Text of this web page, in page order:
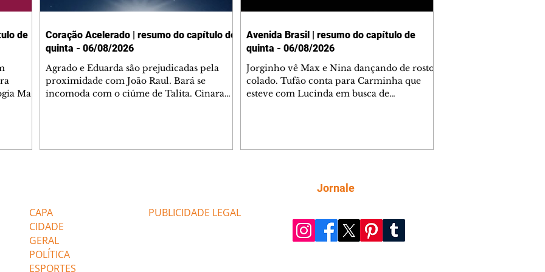
de
Mau
Coração Acelerado | resumo do capítulo de
quinta - 06/08/2026
Agrado e Eduarda são prejudicadas pela
proximidade com João Raul. Bará se
incomoda com o ciúme de Talita. Cinara
ajudar João Raul sem prejudicar a amiga.
Avenida Brasil | resumo do capítulo de
quinta - 06/08/2026
Jorginho vê Max e Nina dançando de rosto
colado. Tufão conta para Carminha que
esteve com Lucinda em busca de
Verônica e Noêmia perseguem Cadinho na
praia deserta. Dolores sugere que Roni peça
fugir da praia
CAPA
CIDADE
GERAL
POLÍTICA
ESPORTES
PUBLICIDADE LEGAL
Jornale